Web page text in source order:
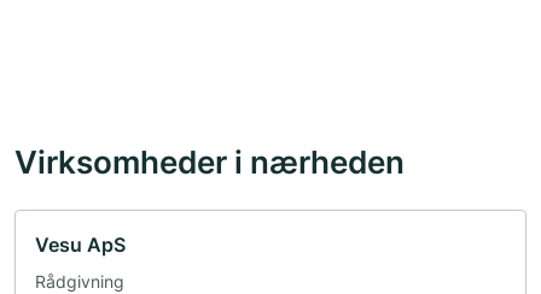
Virksomheder i nærheden
Vesu ApS
Rådgivning